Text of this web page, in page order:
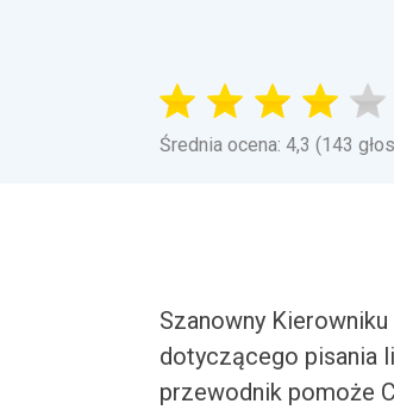
Średnia ocena: 4,3 (143
Szanowny
dotyczącego pisania
przewodnik pomoże